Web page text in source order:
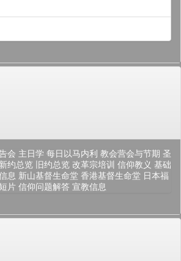
会 主日学 每日以马内利 教会营会与节期 圣
新约总览 旧约总览 改革宗培训 信仰教义 基础
息 新山基督生命堂 香港基督生命堂 日本福
片 信仰问题解答 宣教信息